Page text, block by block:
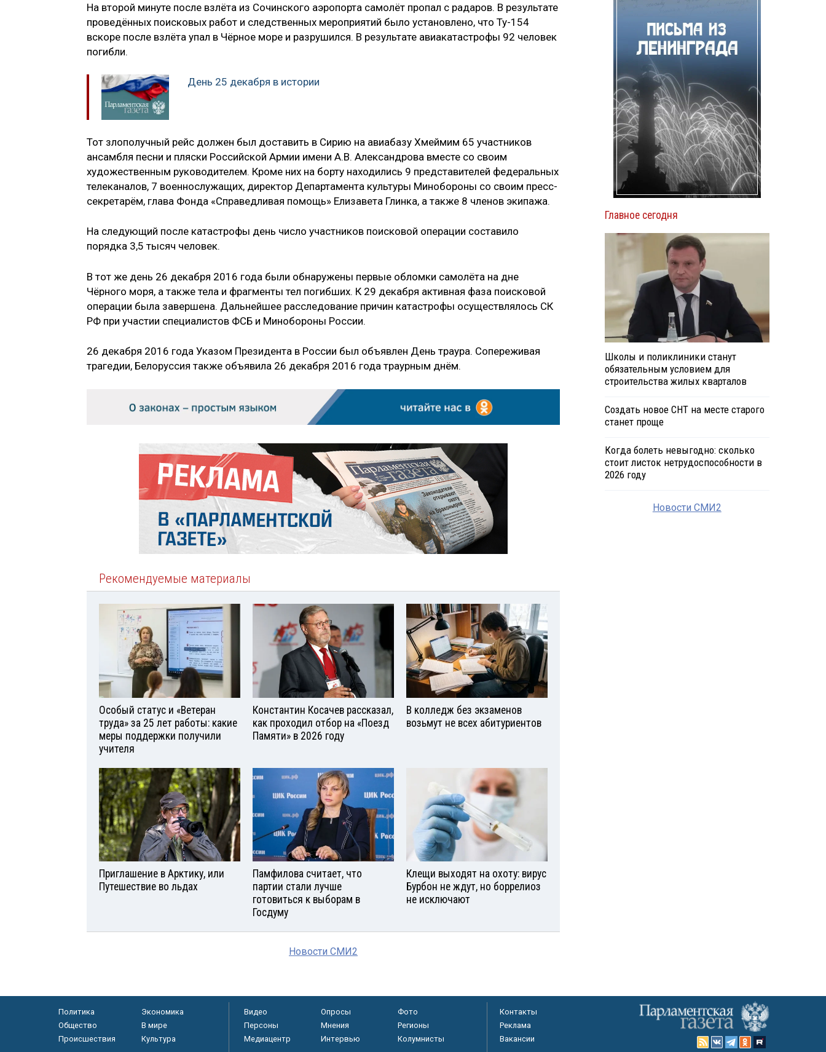
На второй минуте после взлёта из Сочинского аэропорта самолёт пропал с радаров. В результате
проведённых поисковых работ и следственных мероприятий было установлено, что Ту-154
вскоре после взлёта упал в Чёрное море и разрушился. В результате авиакатастрофы 92 человек
погибли.
День 25 декабря в истории
Тот злополучный рейс должен был доставить в Сирию на авиабазу Хмеймим 65 участников
ансамбля песни и пляски Российской Армии имени А.В. Александрова вместе со своим
художественным руководителем. Кроме них на борту находились 9 представителей федеральных
телеканалов, 7 военнослужащих, директор Департамента культуры Минобороны со своим пресс-
секретарём, глава Фонда «Справедливая помощь» Елизавета Глинка, а также 8 членов экипажа.
На следующий после катастрофы день число участников поисковой операции составило
порядка 3,5 тысяч человек.
В тот же день 26 декабря 2016 года были обнаружены первые обломки самолёта на дне
Чёрного моря, а также тела и фрагменты тел погибших. К 29 декабря активная фаза поисковой
операции была завершена. Дальнейшее расследование причин катастрофы осуществлялось СК
РФ при участии специалистов ФСБ и Минобороны России.
26 декабря 2016 года Указом Президента в России был объявлен День траура. Сопереживая
трагедии, Белоруссия также объявила 26 декабря 2016 года траурным днём.
Рекомендуемые материалы
Особый статус и «Ветеран
труда» за 25 лет работы: какие
меры поддержки получили
учителя
Константин Косачев рассказал,
как проходил отбор на «Поезд
Памяти» в 2026 году
В колледж без экзаменов
возьмут не всех абитуриентов
Приглашение в Арктику, или
Путешествие во льдах
Памфилова считает, что
партии стали лучше
готовиться к выборам в
Госдуму
Клещи выходят на охоту: вирус
Бурбон не ждут, но боррелиоз
не исключают
Новости СМИ2
Главное сегодня
Школы и поликлиники станут
обязательным условием для
строительства жилых кварталов
Создать новое СНТ на месте старого
станет проще
Когда болеть невыгодно: сколько
стоит листок нетрудоспособности в
2026 году
Новости СМИ2
Политика
Экономика
Общество
В мире
Происшествия
Культура
Видео Опросы
Фото
Персоны
Мнения
Регионы
Медиацентр
Интервью Колумнисты
Контакты
Реклама
Вакансии